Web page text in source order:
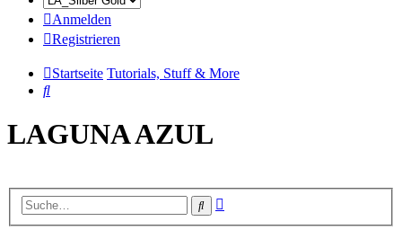
Anmelden
Registrieren
Startseite Tutorials, Stuff & More
Suche
LAGUNA AZUL
Suche